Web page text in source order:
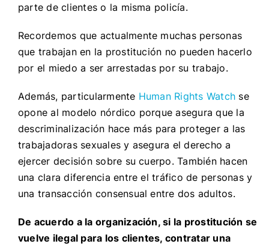
parte de clientes o la misma policía.
Recordemos que actualmente muchas personas
que trabajan en la prostitución no pueden hacerlo
por el miedo a ser arrestadas por su trabajo.
Además, particularmente Human Rights Watch se
opone al modelo nórdico porque asegura que la
descriminalización hace más para proteger a las
trabajadoras sexuales y asegura el derecho a
ejercer decisión sobre su cuerpo. También hacen
una clara diferencia entre el tráfico de personas y
una transacción consensual entre dos adultos.
De acuerdo a la organización, si la prostitución se
vuelve ilegal para los clientes, contratar una